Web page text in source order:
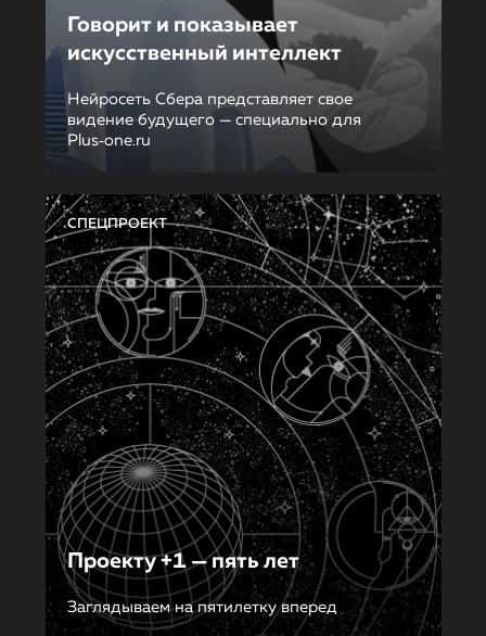
Говорит и показывает
искусственный интеллект
Нейросеть Сбера представляет свое
видение будущего — специально для
Plus‑one.ru
СПЕЦПРОЕКТ
Проекту +1 — пять лет
Заглядываем на пятилетку вперед